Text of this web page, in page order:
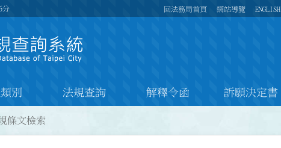
分 回法務局首頁 網站導覽 ENGLISH
別 法規查詢 解釋令函 訴願決定書
條文檢索